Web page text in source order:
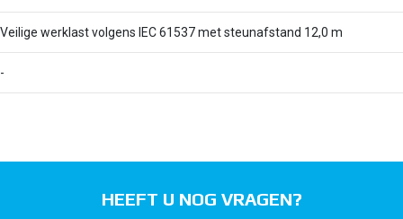
Veilige werklast volgens IEC 61537 met steunafstand 12,0 m
-
HEEFT U NOG VRAGEN?